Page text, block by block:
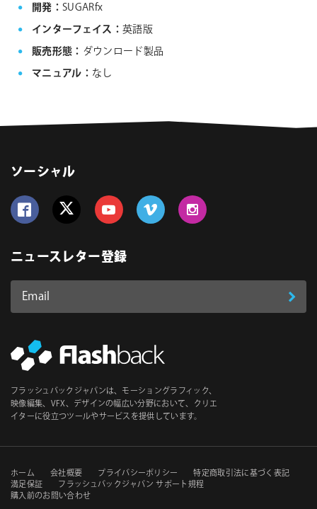
開発： SUGARfx
インターフェイス： 英語版
販売形態： ダウンロード製品
マニュアル： なし
ソーシャル
ニュースレター登録
Email
ス
必
須
登
フラッシュバックジャパンは、モーショングラフィック、
映像編集、VFX、デザインの幅広い分野において、クリエ
イターに役立つツールやサービスを提供しています。
セ
ホーム 会社概要 プライバシーポリシー
特定商取引法に基づく表記
満足保証
フラッシュバックジャパン サポート規程
購入前のお問い合わせ